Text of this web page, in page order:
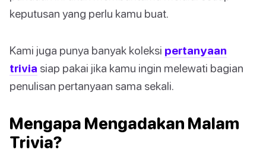
keputusan yang perlu kamu buat.
Kami juga punya banyak koleksi pertanyaan
trivia siap pakai jika kamu ingin melewati bagian
penulisan pertanyaan sama sekali.
Mengapa Mengadakan Malam
Trivia?